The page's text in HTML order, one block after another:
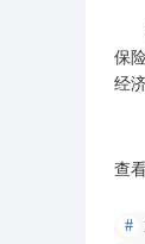
综
保
经
查